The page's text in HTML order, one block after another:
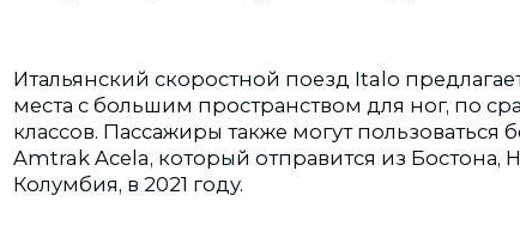
Итальянский скоростной поезд Italo
места с большим пространством для ног, по
классов. Пассажиры также могут
Amtrak Acela, который отправится из
Колумбия, в 2021 году.